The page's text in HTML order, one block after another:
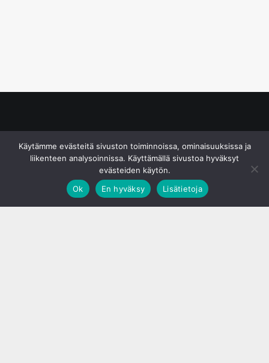
Käytämme evästeitä sivuston toiminnoissa, ominaisuuksissa ja
liikenteen analysoinnissa. Käyttämällä sivustoa hyväksyt
evästeiden käytön.
Ok
En hyväksy Lisätietoja